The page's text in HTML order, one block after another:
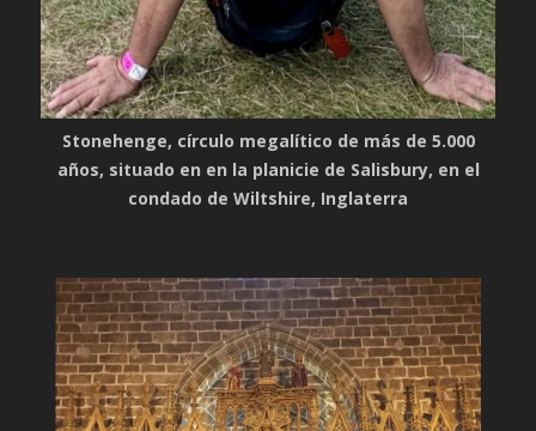
Stonehenge, círculo megalítico de más de 5.000
años, situado en en la planicie de Salisbury, en el
condado de Wiltshire, Inglaterra